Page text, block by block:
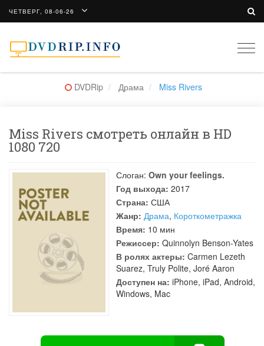
ЧЕТВЕРГ, 08-06-26
DVDRip Драма Miss Rivers
Miss Rivers смотреть онлайн в HD
1080 720
Слоган: Own your feelings.
Год выхода: 2017
Страна: США
Жанр: Драма, Короткометражка
Время: 10 мин
Режиссер: Quinnolyn Benson-Yates
В ролях актеры: Carmen Lezeth
Suarez, Truly Polite, Joré Aaron
Доступен на: iPhone, iPad, Android,
Windows, Mac